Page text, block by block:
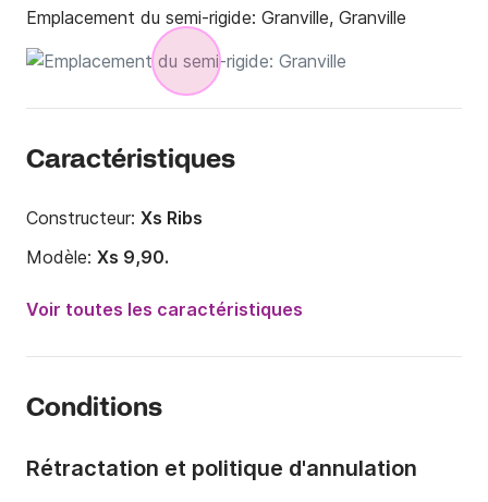
Emplacement du semi-rigide: Granville, Granville
Caractéristiques
Constructeur: Xs Ribs
Modèle: Xs 9,90.
Puissance moteur:
600cv
Capacité à bord:
Voir toutes les caractéristiques
Conditions
Rétractation et politique d'annulation